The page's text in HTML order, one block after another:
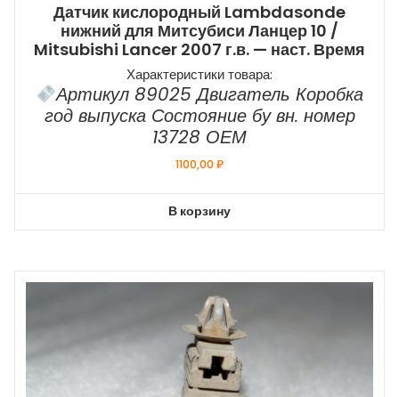
Датчик кислородный Lambdasonde
нижний для Митсубиси Ланцер 10 /
Mitsubishi Lancer 2007 г.в. — наст. Время
Характеристики товара:
Артикул 89025 Двигатель Коробка
год выпуска Состояние бу вн. номер
13728 ОЕМ
1100,00₽
В корзину